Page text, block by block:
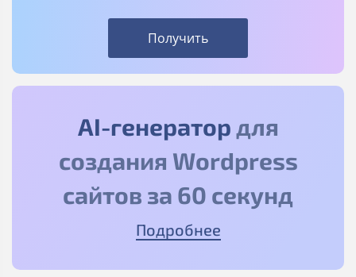
Получить
AI-генератордля
создания Wordpress
сайтов за 60 секунд
Подробнее